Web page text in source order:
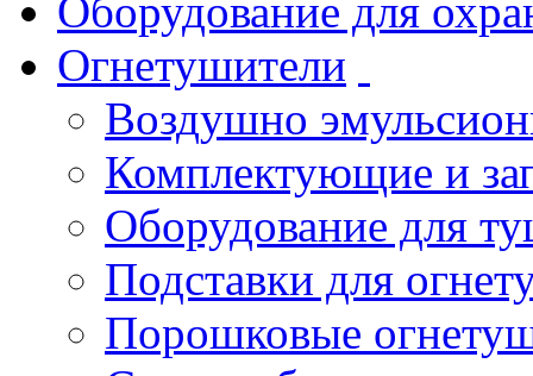
Оборудование для
Огнетушители
Воздушно
Комплектующие и
Оборудование для
Подставки для
Порошковые